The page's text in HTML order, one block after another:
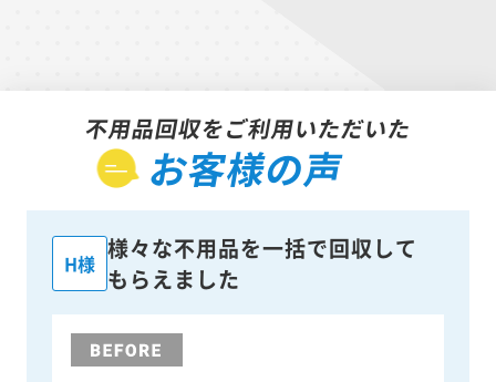
不用品回収をご利用いただいた
お客様の声
H様
様々な不用品を一括で回収して
もらえました